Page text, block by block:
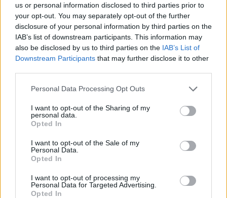
us or personal information disclosed to third parties prior to
your opt-out. You may separately opt-out of the further
disclosure of your personal information by third parties on the
IAB’s list of downstream participants. This information may
also be disclosed by us to third parties on the IAB’s List of
Downstream Participants that may further disclose it to other
Personal Data Processing Opt Outs
I want to opt-out of the Sharing of my
personal data.
Opted In
I want to opt-out of the Sale of my
Personal Data.
Opted In
I want to opt-out of processing my
Personal Data for Targeted Advertising.
Opted In
Il Tortonese Giacomo
Maria Prati ha
pubblicato il suo
24esimo libro che
parla di Cinema, Arte,
Apocalisse e….
In "Tortona"